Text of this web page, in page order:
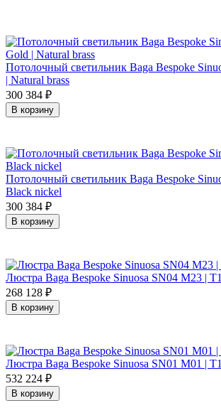
Потолочный светильник Baga Bespoke
| Natural brass
300 384 ₽
В корзину
Потолочный светильник Baga Bespoke
Black nickel
300 384 ₽
В корзину
Люстра Baga Bespoke Sinuosa SN04 M23 |
268 128 ₽
В корзину
Люстра Baga Bespoke Sinuosa SN01 M01 |
532 224 ₽
В корзину